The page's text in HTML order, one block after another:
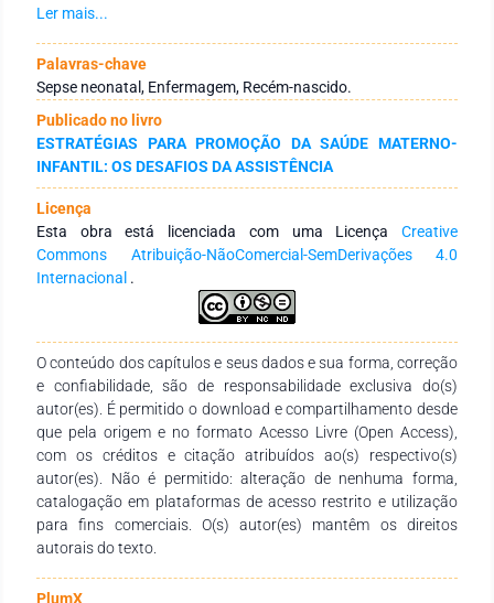
fundamental que a equipe assistencial de saúde fique atenta
de sepse precoce, pois tem como aliada na obtenção de
melhores resultados perinatais, uma assistência promissora,
onde através da avaliação clínica sistemática da equipe de
enfermagem pode-se identificar recém-nascidos com
potencial diagnóstico para sepse neonatal precoce. Este
trabalho tem como objetivo descrever a atuação da equipe de
enfermagem no acompanhamento do bem-estar geral do
recém-nascido em alojamento conjunto com risco de
desenvolvimento de sepse precoce, em uma maternidade
pública. Metodologicamente, trata-se de um estudo
descritivo, exploratório, com abordagem qualitativa por meio
de um relato de experiência. Realizar o diagnóstico de Sepse
inespecíficos, podendo ser facilmente confundidos com
condições esperadas relacionadas ao nascimento e a
adaptação ao meio extrauterino. A limitação desta pesquisa
foi trazer apenas a realidade de uma instituição de saúde
referente ao cuidado de enfermagem na realização de um
protocolo para triagem clínica de sepse neonatal. Conclui que
o uso de protocolos pode aprimorar a assistência prestada,
favorecer a adoção de práticas cientificamente sustentadas,
minimizar a variabilidade das informações e condutas entre
e cooperação entre os diversos profissionais envolvidos.
Ler mais...
Palavras-chave
Sepse neonatal, Enfermagem, Recém-nascido.
Publicado no livro
ESTRATÉGIAS PARA PROMOÇÃO DA SAÚDE MATERNO-
INFANTIL: OS DESAFIOS DA ASSISTÊNCIA
Licença
Esta obra está licenciada com uma Licença Creative
Commons Atribuição-NãoComercial-SemDerivações 4.0
Internacional .
O conteúdo dos capítulos e seus dados e sua forma, correção
e confiabilidade, são de responsabilidade exclusiva do(s)
autor(es). É permitido o download e compartilhamento desde
que pela origem e no formato Acesso Livre (Open Access),
com os créditos e citação atribuídos ao(s) respectivo(s)
autor(es). Não é permitido: alteração de nenhuma forma,
catalogação em plataformas de acesso restrito e utilização
para fins comerciais. O(s) autor(es) mantêm os direitos
autorais do texto.
PlumX